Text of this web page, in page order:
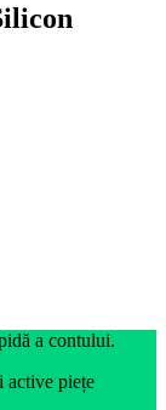
a contului.
active piețe